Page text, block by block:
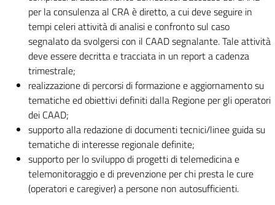
per la consulenza al CRA è diretto, a cui deve seguire in
tempi celeri attività di analisi e confronto sul caso
segnalato da svolgersi con il CAAD segnalante. Tale attività
deve essere decritta e tracciata in un report a cadenza
trimestrale;
realizzazione di percorsi di formazione e aggiornamento su
tematiche ed obiettivi definiti dalla Regione per gli operatori
dei CAAD;
supporto alla redazione di documenti tecnici/linee guida su
tematiche di interesse regionale definite;
supporto per lo sviluppo di progetti di telemedicina e
telemonitoraggio e di prevenzione per chi presta le cure
(operatori e caregiver) a persone non autosufficienti.